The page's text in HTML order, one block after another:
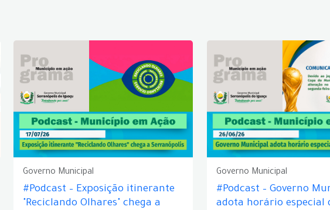
Governo Municipal
#Podcast – Exposição itinerante
"Reciclando Olhares" chega a
Governo Municipal
#Podcast – Governo
adota horário especial